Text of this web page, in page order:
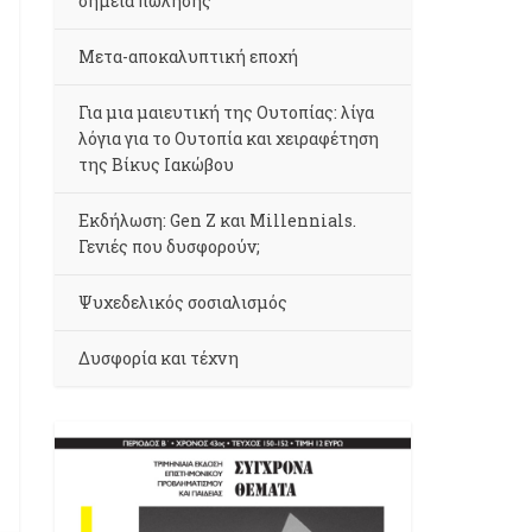
Μετα-αποκαλυπτική εποχή
Για μια μαιευτική της Ουτοπίας: λίγα
λόγια για το Ουτοπία και χειραφέτηση
της Βίκυς Ιακώβου
Εκδήλωση: Gen Z και Millennials.
Γενιές που δυσφορούν;
Ψυχεδελικός σοσιαλισμός
Δυσφορία και τέχνη